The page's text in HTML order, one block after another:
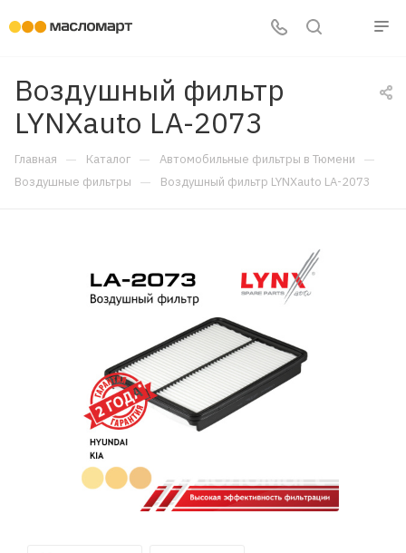
Воздушный фильтр
LYNXauto LA-2073
Главная — Каталог — Автомобильные фильтры в Тюмени —
Воздушные фильтры — Воздушный фильтр LYNXauto LA-2073